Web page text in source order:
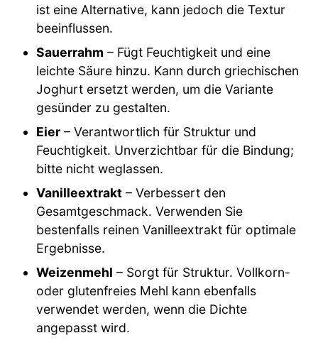
ist eine Alternative, kann jedoch die Textur
beeinflussen.
Sauerrahm – Fügt Feuchtigkeit und eine
leichte Säure hinzu. Kann durch griechischen
Joghurt ersetzt werden, um die Variante
gesünder zu gestalten.
Eier – Verantwortlich für Struktur und
Feuchtigkeit. Unverzichtbar für die Bindung;
bitte nicht weglassen.
Vanilleextrakt – Verbessert den
Gesamtgeschmack. Verwenden Sie
bestenfalls reinen Vanilleextrakt für optimale
Ergebnisse.
Weizenmehl – Sorgt für Struktur. Vollkorn-
oder glutenfreies Mehl kann ebenfalls
verwendet werden, wenn die Dichte
angepasst wird.